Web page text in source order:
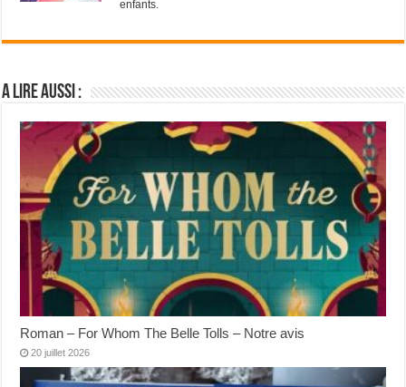
enfants.
A lire aussi :
Roman – For Whom The Belle Tolls – Notre avis
20 juillet 2026